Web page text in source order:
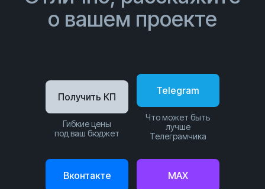
о вашем проекте
Telegram
Что может быть
лучше
Телеграмчика
Вконтакте
Получить КП
Гибкие цены
под ваш бюджет
MAX